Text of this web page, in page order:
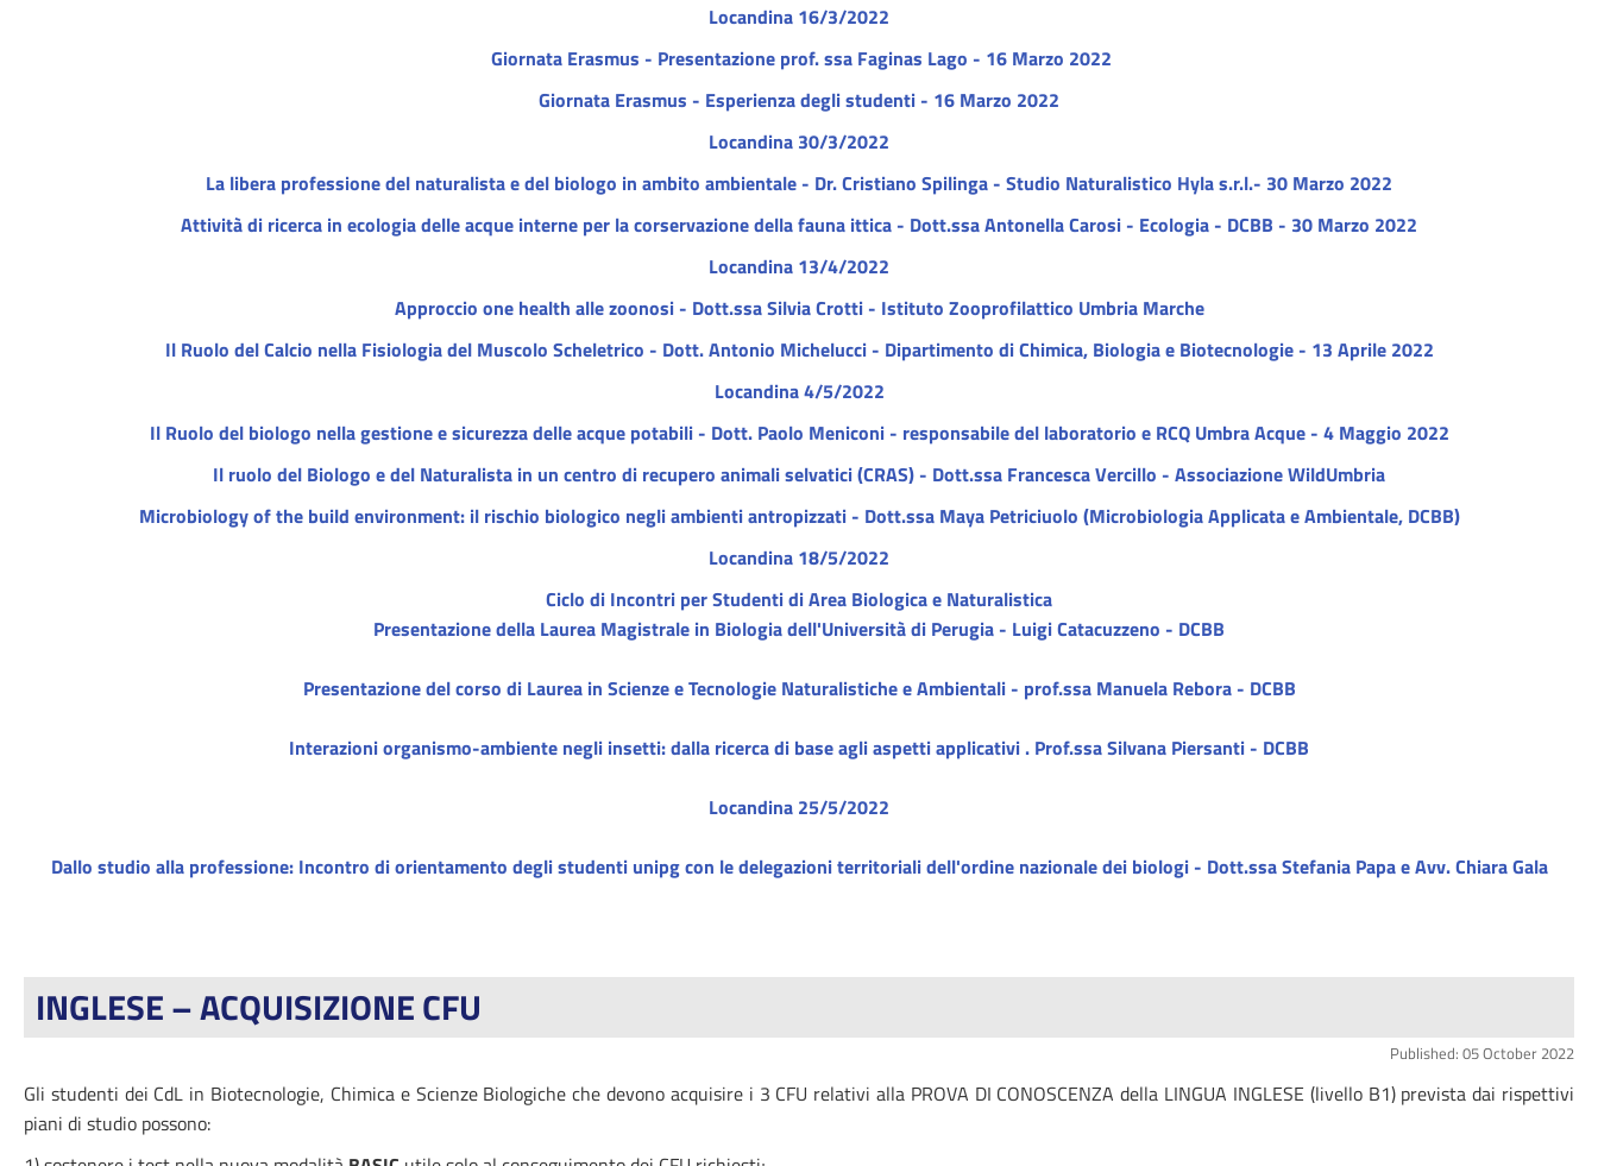
Locandina 16/3/2022
Giornata Erasmus - Presentazione prof. ssa Faginas Lago - 16 Marzo 2022
Giornata Erasmus - Esperienza degli studenti - 16 Marzo 2022
Locandina 30/3/2022
La libera professione del naturalista e del biologo in ambito ambientale - Dr. Cristiano Spilinga - Studio Naturalistico Hyla s.r.l.- 30 Marzo 2022
Attività di ricerca in ecologia delle acque interne per la corservazione della fauna ittica - Dott.ssa Antonella Carosi - Ecologia - DCBB - 30 Marzo 2022
Locandina 13/4/2022
Approccio one health alle zoonosi - Dott.ssa Silvia Crotti - Istituto Zooprofilattico Umbria Marche
Il Ruolo del Calcio nella Fisiologia del Muscolo Scheletrico - Dott. Antonio Michelucci - Dipartimento di Chimica, Biologia e Biotecnologie - 13 Aprile 2022
Locandina 4/5/2022
Il Ruolo del biologo nella gestione e sicurezza delle acque potabili - Dott. Paolo Meniconi - responsabile del laboratorio e RCQ Umbra Acque - 4 Maggio 2022
Il ruolo del Biologo e del Naturalista in un centro di recupero animali selvatici (CRAS) - Dott.ssa Francesca Vercillo - Associazione WildUmbria
Microbiology of the build environment: il rischio biologico negli ambienti antropizzati - Dott.ssa Maya Petriciuolo (Microbiologia Applicata e Ambientale, DCBB)
Locandina 18/5/2022
Ciclo di Incontri per Studenti di Area Biologica e Naturalistica
Presentazione della Laurea Magistrale in Biologia dell'Università di Perugia - Luigi Catacuzzeno - DCBB
Presentazione del corso di Laurea in Scienze e Tecnologie Naturalistiche e Ambientali - prof.ssa Manuela Rebora - DCBB
Interazioni organismo-ambiente negli insetti: dalla ricerca di base agli aspetti applicativi . Prof.ssa Silvana Piersanti - DCBB
Locandina 25/5/2022
Dallo studio alla professione: Incontro di orientamento degli studenti unipg con le delegazioni territoriali dell'ordine nazionale dei biologi - Dott.ssa Stefania Papa e Avv. Chiara Gala
INGLESE – ACQUISIZIONE CFU
Published: 05 October 2022
Gli studenti dei CdL in Biotecnologie, Chimica e Scienze Biologiche che devono acquisire i 3 CFU relativi alla PROVA DI CONOSCENZA della LINGUA INGLESE (livello B1) prevista dai rispettivi
piani di studio possono: